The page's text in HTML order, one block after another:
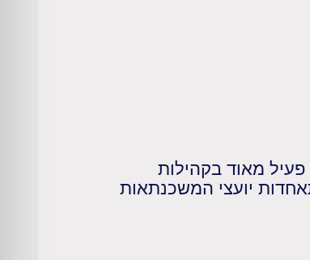
פעיל מאוד בקהילות
יועצי המשכנתאות